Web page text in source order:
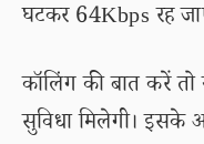
घटकर 64Kbps रह
कॉलिंग की बात करें
सुविधा मिलेगी। इसके